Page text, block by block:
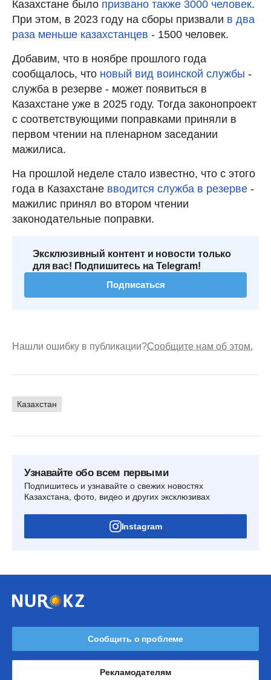
Казахстане было призвано также 3000 человек.
При этом, в 2023 году на сборы призвали в два
раза меньше казахстанцев - 1500 человек.
Добавим, что в ноябре прошлого года
сообщалось, что новый вид воинской службы -
служба в резерве - может появиться в
Казахстане уже в 2025 году. Тогда законопроект
с соответствующими поправками приняли в
первом чтении на пленарном заседании
мажилиса.
На прошлой неделе стало известно, что с этого
года в Казахстане вводится служба в резерве -
мажилис принял во втором чтении
законодательные поправки.
Эксклюзивный контент и новости только
для вас! Подпишитесь на Telegram!
Подписаться
Нашли ошибку в публикации?Сообщите нам об этом.
Казахстан
Узнавайте обо всем первыми
Подпишитесь и узнавайте о свежих новостях
Казахстана, фото, видео и других эксклюзивах
Instagram
Сообщить о проблеме
Рекламодателям